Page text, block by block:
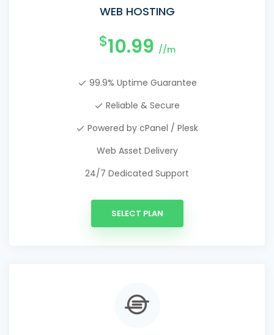
WEB HOSTING
$10.99 //m
99.9% Uptime Guarantee
Reliable & Secure
Powered by cPanel / Plesk
Web Asset Delivery
24/7 Dedicated Support
SELECT PLAN